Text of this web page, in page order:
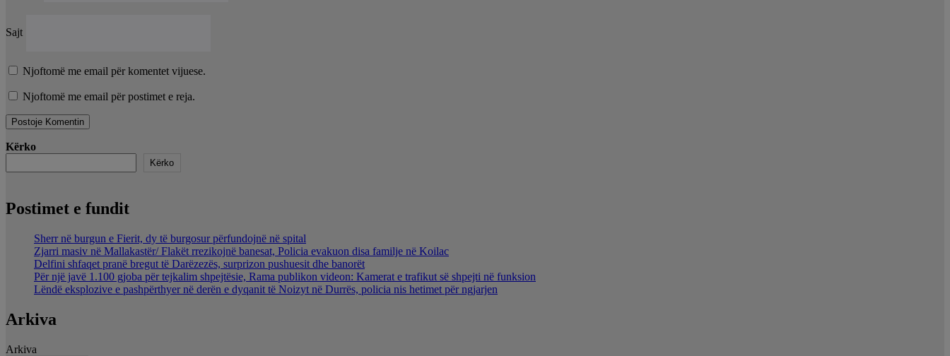
Sajt
Njoftomë me email për komentet vijuese.
Njoftomë me email për postimet e reja.
Kërko
Kërko
Postimet e fundit
Sherr në burgun e Fierit, dy të burgosur përfundojnë në spital
Zjarri masiv në Mallakastër/ Flakët rrezikojnë banesat, Policia evakuon disa familje në Koilac
Delfini shfaqet pranë bregut të Darëzezës, surprizon pushuesit dhe banorët
Për një javë 1.100 gjoba për tejkalim shpejtësie, Rama publikon videon: Kamerat e trafikut së shpejti në funksion
Lëndë eksplozive e pashpërthyer në derën e dyqanit të Noizyt në Durrës, policia nis hetimet për ngjarjen
Arkiva
Arkiva